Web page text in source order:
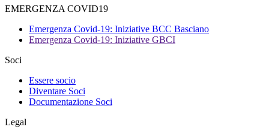
EMERGENZA COVID19
Emergenza Covid-19: Iniziative BCC Basciano
Emergenza Covid-19: Iniziative GBCI
Soci
Essere socio
Diventare Soci
Documentazione Soci
Legal